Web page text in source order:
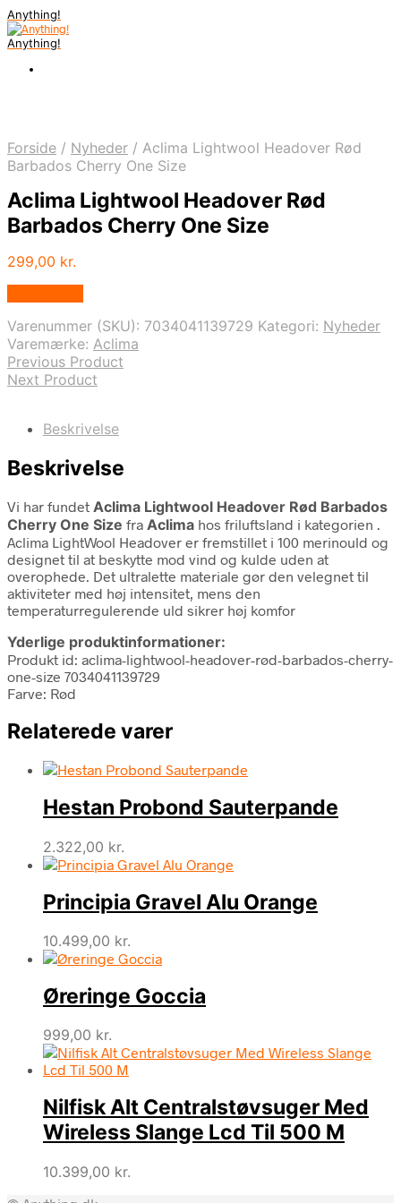
Anything!
Anything!
Forside / Nyheder / Aclima Lightwool Headover Rød
Barbados Cherry One Size
Aclima Lightwool Headover Rød
Barbados Cherry One Size
299,00 kr.
Varenummer (SKU): 7034041139729 Kategori: Nyheder
Varemærke: Aclima
Previous Product
Next Product
Beskrivelse
Beskrivelse
Vi har fundet Aclima Lightwool Headover Rød Barbados
Cherry One Size fra Aclima hos friluftsland i kategorien .
Aclima LightWool Headover er fremstillet i 100 merinould og
designet til at beskytte mod vind og kulde uden at
overophede. Det ultralette materiale gør den velegnet til
aktiviteter med høj intensitet, mens den
temperaturregulerende uld sikrer høj komfor
Yderlige produktinformationer:
Produkt id: aclima-lightwool-headover-rød-barbados-cherry-
one-size 7034041139729
Farve: Rød
Relaterede varer
Hestan Probond Sauterpande
2.322,00 kr.
Principia Gravel Alu Orange
10.499,00 kr.
Øreringe Goccia
999,00 kr.
Nilfisk Alt Centralstøvsuger Med
Wireless Slange Lcd Til 500 M
10.399,00 kr.